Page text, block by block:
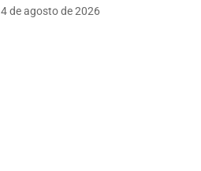
4 de agosto de 2026